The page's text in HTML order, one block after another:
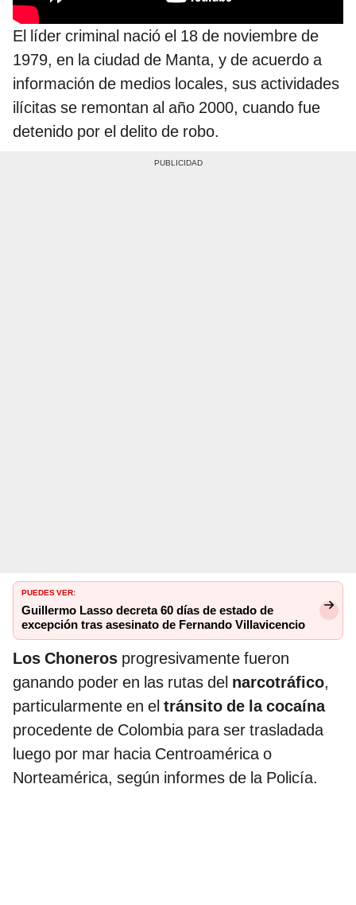
El líder criminal nació el 18 de noviembre de
1979, en la ciudad de Manta, y de acuerdo a
información de medios locales, sus actividades
ilícitas se remontan al año 2000, cuando fue
detenido por el delito de robo.
PUEDES VER:
Guillermo Lasso decreta 60 días de estado de
excepción tras asesinato de Fernando Villavicencio
Los Choneros progresivamente fueron
ganando poder en las rutas del narcotráfico,
particularmente en el tránsito de la cocaína
procedente de Colombia para ser trasladada
luego por mar hacia Centroamérica o
Norteamérica, según informes de la Policía.